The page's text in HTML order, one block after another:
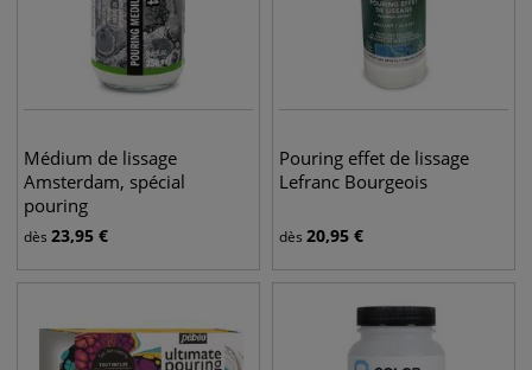
Médium de lissage
Amsterdam, spécial
pouring
dès 23,95 €
Pouring effet de lissage
Lefranc Bourgeois
dès 20,95 €